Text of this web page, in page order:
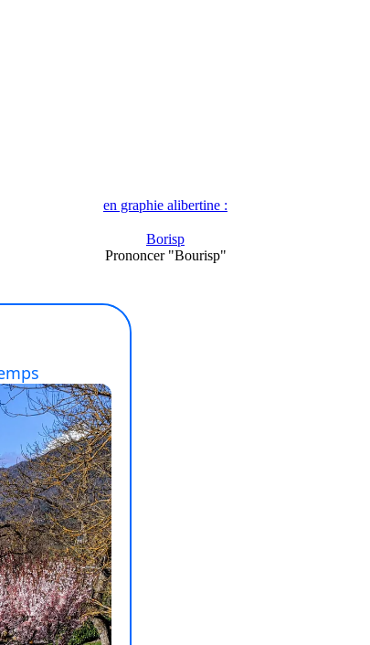
en graphie alibertine :
Borisp
Prononcer "Bourisp"